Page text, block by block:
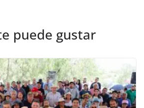
puede gustar